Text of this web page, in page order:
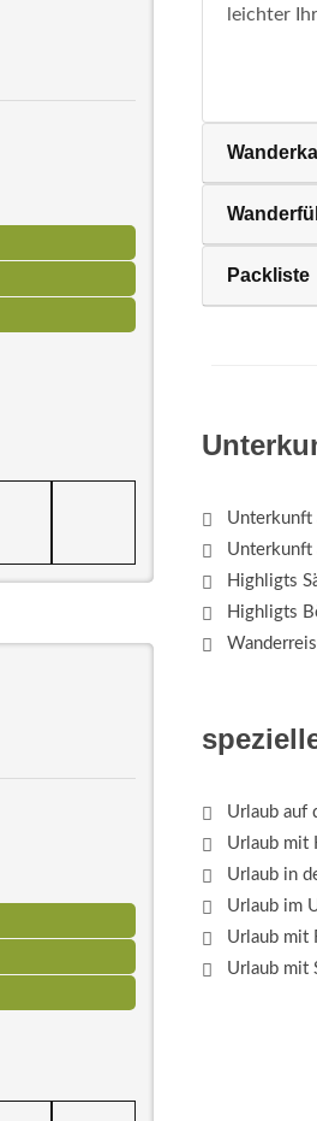
leichter
Packliste
Unterkunft
Unterkunft
Highligts
Highligts
Urlaub auf
Urlaub mit
Urlaub in
Urlaub im
Urlaub mit
Urlaub mit